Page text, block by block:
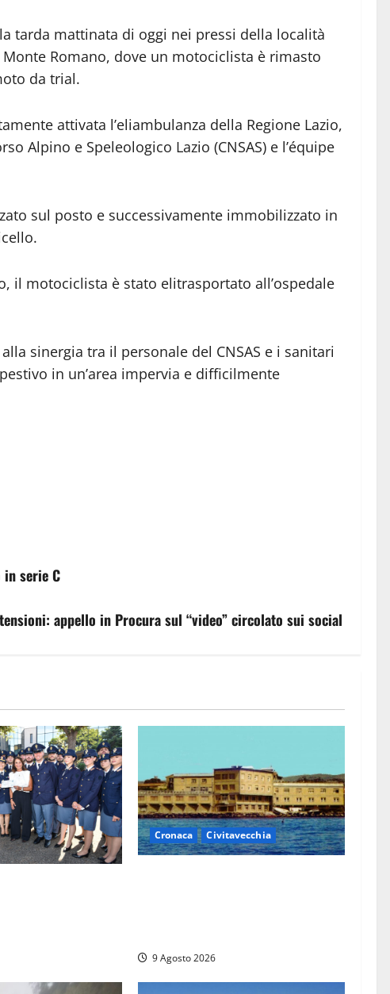
tarda mattinata di oggi nei pressi della località
Romano, dove un motociclista è rimasto
da trial.
attivata l’eliambulanza della Regione Lazio,
Alpino e Speleologico Lazio (CNSAS) e l’équipe
sul posto e successivamente immobilizzato in
il motociclista è stato elitrasportato all’ospedale
sinergia tra il personale del CNSAS e i sanitari
in un’area impervia e difficilmente
in serie C
appello in Procura sul “video” circolato sui social
Cronaca Civitavecchia
9 Agosto 2026